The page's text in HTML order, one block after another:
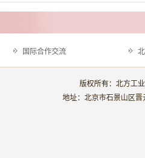
国际合作交流
版权所有：北方工
地址：北京市石景山区晋